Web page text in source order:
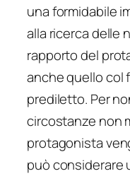
una formidabile
alla ricerca delle
rapporto del
anche quello col
prediletto. Per
circostanze non
protagonista
può considerare